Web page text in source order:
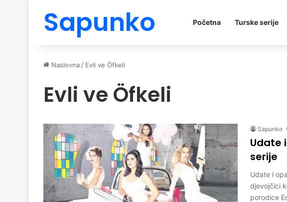
Sapunko Početna Turske serije
Naslovna / Evli ve Öfkeli
Evli ve Öfkeli
Sapunko
Udate
serije
Udate i
djevojčici
porodice